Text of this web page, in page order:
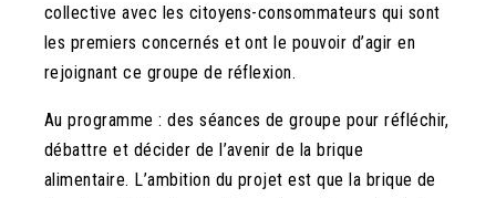
collective avec les citoyens-consommateurs qui sont
les premiers concernés et ont le pouvoir d’agir en
rejoignant ce groupe de réflexion.
Au programme : des séances de groupe pour réfléchir,
débattre et décider de l’avenir de la brique
alimentaire. L’ambition du projet est que la brique de